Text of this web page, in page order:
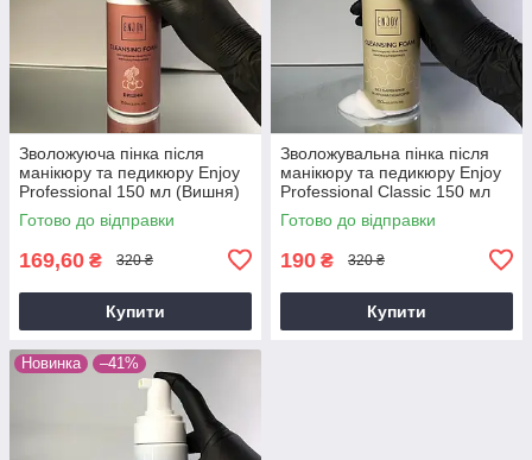
Зволожуюча пінка після
манікюру та педикюру Enjoy
Professional 150 мл (Вишня)
Готово до відправки
169,60 ₴ 320 ₴
Купити
Зволожувальна пінка після
манікюру та педикюру Enjoy
Professional Classic 150 мл
(без запаху та
ароматизаторів)
Готово до відправки
190 ₴ 320 ₴
Купити
Новинка –41%